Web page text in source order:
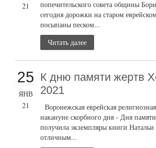
21
попечительского совета общины
сегодня дорожки на старом
посыпаны песком...
Читать далее
25
ЯНВ
21
К дню памяти жертв
2021
Воронежская еврейская
накануне скорбного дня - Дня
получила экземпляры книги
отличным...